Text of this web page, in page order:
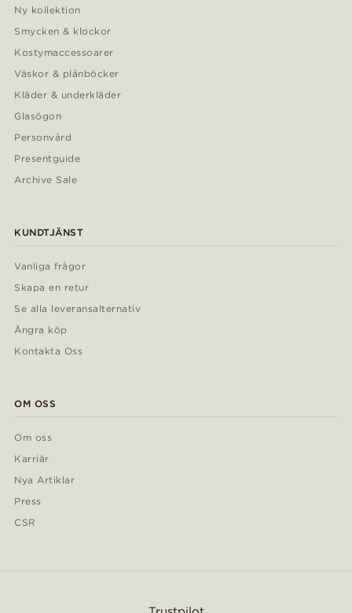
Ny kollektion
Smycken & klockor
Kostymaccessoarer
Väskor & plånböcker
Kläder & underkläder
Glasögon
Personvård
Presentguide
Archive Sale
KUNDTJÄNST
Vanliga frågor
Skapa en retur
Se alla leveransalternativ
Ångra köp
Kontakta Oss
OM OSS
Om oss
Karriär
Nya Artiklar
Press
CSR